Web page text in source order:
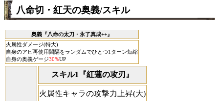
八命切・紅天の奥義/スキル
奥義『八命の太刀・永了真成++』
火属性ダメージ(特大)
自身のアビ再使用間隔をランダムでひとつ1ターン短縮
自身の奥義ゲージ30%UP
スキル1『紅蓮の攻刃』
火属性キャラの攻撃力上昇(大)